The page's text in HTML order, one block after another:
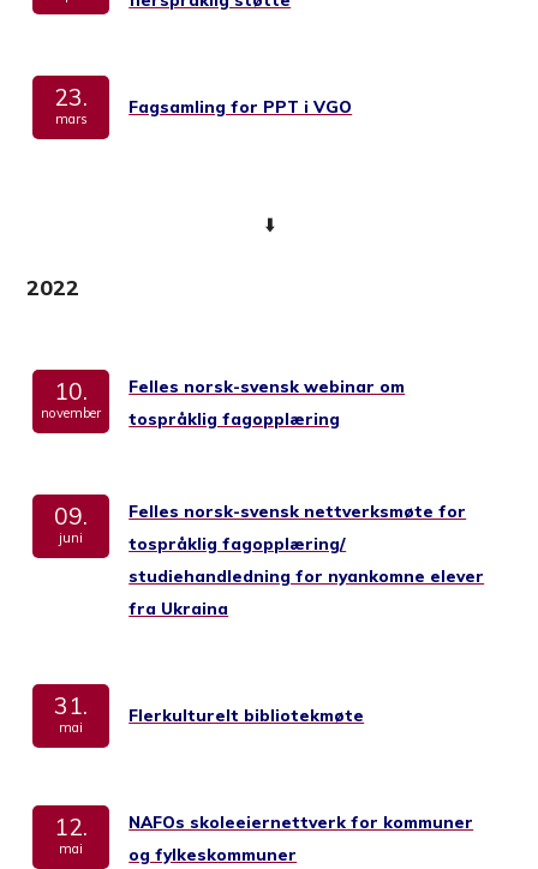
23.
mars
Fagsamling for PPT i VGO
⬇️
2022
10.
november
Felles norsk-svensk webinar om
tospråklig fagopplæring
09.
juni
Felles norsk-svensk nettverksmøte for
tospråklig fagopplæring/
studiehandledning for nyankomne elever
fra Ukraina
31.
mai
Flerkulturelt bibliotekmøte
12.
mai
NAFOs skoleeiernettverk for kommuner
og fylkeskommuner